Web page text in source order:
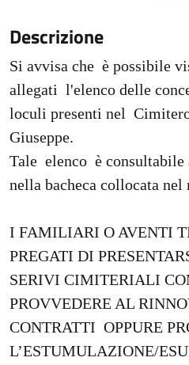
Descrizione
Si avvisa che è possibile
allegati l'elenco delle
loculi presenti nel
Giuseppe.
Tale elenco è consultabile
nella bacheca collocata
I FAMILIARI O AVENTI
PREGATI DI
SERIVI CIMITERIALI
PROVVEDERE AL
CONTRATTI OPPURE
L’ESTUMULAZIONE/